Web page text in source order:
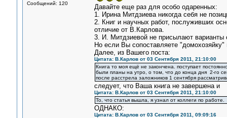
Сообщений: 120
Давайте еще раз для особо одаренных:
1. Ирина Митдзиева никогда себя не
2. Книг и научных работ, послуживших
отличие от В.Карлова.
3. И. Митдзиевой не присылают варианты
Но если Вы сопоставляете
Далее, из Вашего поста:
Цитата: В.Карлов от 03 Сентября 2011, 21:10:00
Книга то моя ещё не закончена. поступает
были планы на утро, о том, что до конца дня 2-го
после расстрела заложников 1 сентября
следует, что Ваша книга не завершена и
Цитата: В.Карлов от 03 Сентября 2011, 21:10:00
То, что статья вышла, я узнал от коллеги по работе.
ОДНАКО:
Цитата: В.Карлов от 03 Сентября 2011, 09:09:16